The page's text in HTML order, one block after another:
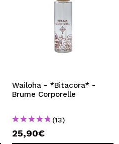
Wailoha - *Bitacora* -
Brume Corporelle
(13)
25,90€